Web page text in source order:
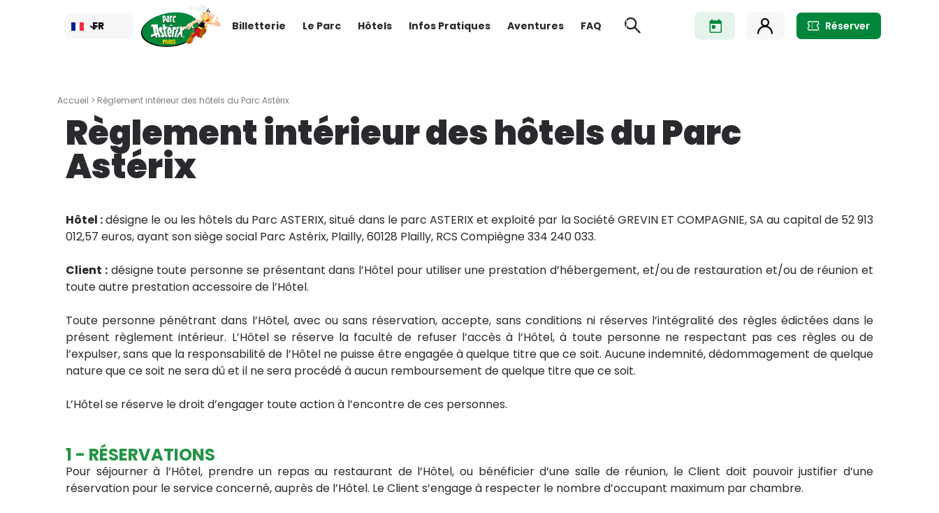
FR Billetterie Le Parc Hôtels Infos Pratiques Aventures FAQ Réserver
Accueil > Règlement intérieur des hôtels du Parc Astérix
Règlement intérieur des hôtels du Parc
Astérix
Hôtel :désigne le ou les hôtels du Parc ASTERIX, situé dans le parc ASTERIX et exploité par la Société GREVIN ET COMPAGNIE, SA au capital de 52 913
012,57 euros, ayant son siège social Parc Astérix, Plailly, 60128 Plailly, RCS Compiègne 334 240 033.
Client :désigne toute personne se présentant dans l’Hôtel pour utiliser une prestation d’hébergement, et/ou de restauration et/ou de réunion et
toute autre prestation accessoire de l’Hôtel.
Toute personne pénétrant dans l’Hôtel, avec ou sans réservation, accepte, sans conditions ni réserves l’intégralité des règles édictées dans le
présent règlement intérieur. L’Hôtel se réserve la faculté de refuser l’accès à l’Hôtel, à toute personne ne respectant pas ces règles ou de
l’expulser, sans que la responsabilité de l’Hôtel ne puisse être engagée à quelque titre que ce soit. Aucune indemnité, dédommagement de quelque
nature que ce soit ne sera dû et il ne sera procédé à aucun remboursement de quelque titre que ce soit.
L’Hôtel se réserve le droit d’engager toute action à l’encontre de ces personnes.
1 - RÉSERVATIONS
Pour séjourner à l’Hôtel, prendre un repas au restaurant de l’Hôtel, ou bénéficier d’une salle de réunion, le Client doit pouvoir justifier d’une
réservation pour le service concerné, auprès de l’Hôtel. Le Client s’engage à respecter le nombre d’occupant maximum par chambre.